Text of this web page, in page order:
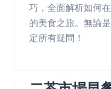
巧，全面解析如何
的美食之旅。無論
定所有疑問！